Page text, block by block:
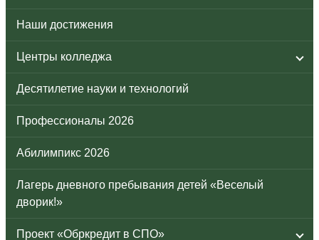
Наши достижения
Центры колледжа
Десятилетие науки и технологий
Профессионалы 2026
Абилимпикс 2026
Лагерь дневного пребывания детей «Веселый
дворик!»
Проект «Обркредит в СПО»